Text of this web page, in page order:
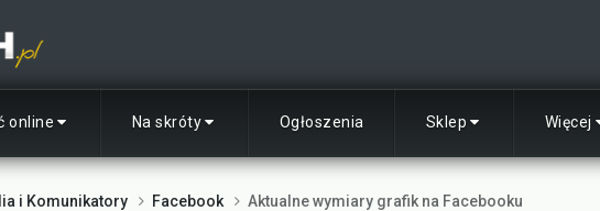
online Na skróty Ogłoszenia Sklep Więcej
i Komunikatory Facebook Aktualne wymiary grafik na Facebooku